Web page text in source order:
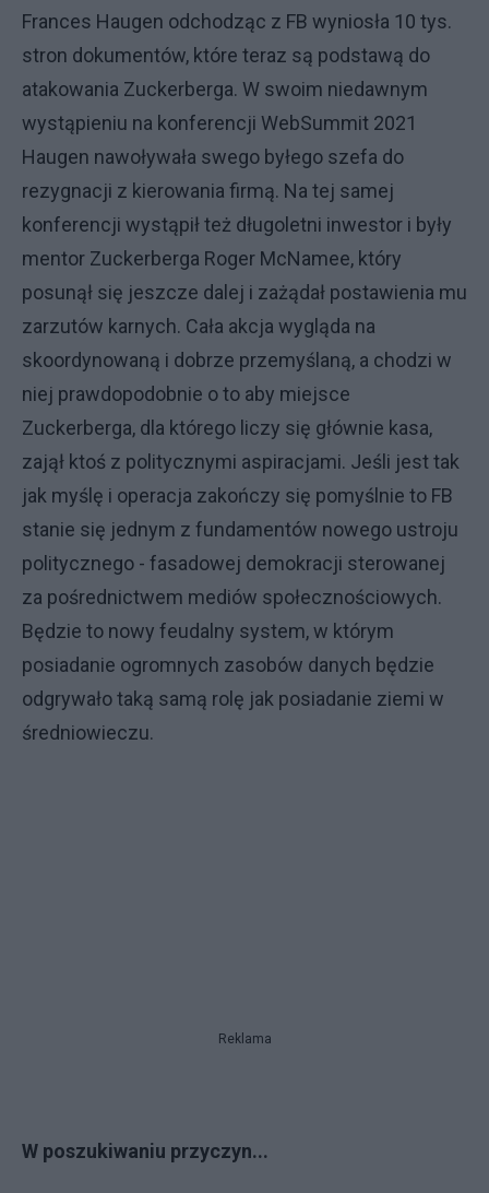
Frances Haugen odchodząc z FB wyniosła 10 tys.
stron dokumentów, które teraz są podstawą do
atakowania Zuckerberga. W swoim niedawnym
wystąpieniu na konferencji WebSummit 2021
Haugen nawoływała swego byłego szefa do
rezygnacji z kierowania firmą. Na tej samej
konferencji wystąpił też długoletni inwestor i były
mentor Zuckerberga Roger McNamee, który
posunął się jeszcze dalej i zażądał postawienia mu
zarzutów karnych. Cała akcja wygląda na
skoordynowaną i dobrze przemyślaną, a chodzi w
niej prawdopodobnie o to aby miejsce
Zuckerberga, dla którego liczy się głównie kasa,
zajął ktoś z politycznymi aspiracjami. Jeśli jest tak
jak myślę i operacja zakończy się pomyślnie to FB
stanie się jednym z fundamentów nowego ustroju
politycznego - fasadowej demokracji sterowanej
za pośrednictwem mediów społecznościowych.
Będzie to nowy feudalny system, w którym
posiadanie ogromnych zasobów danych będzie
odgrywało taką samą rolę jak posiadanie ziemi w
średniowieczu.
Reklama
W poszukiwaniu przyczyn...